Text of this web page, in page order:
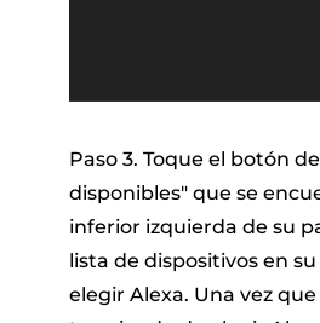
Paso 3. Toque el botón
disponibles" que se
inferior izquierda de su
lista de dispositivos en
elegir Alexa. Una vez